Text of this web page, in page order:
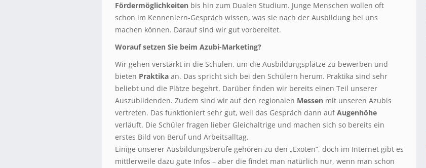
Fördermöglichkeiten bis hin zum Dualen Studium. Junge Menschen wollen oft
schon im Kennenlern-Gespräch wissen, was sie nach der Ausbildung bei uns
machen können. Darauf sind wir gut vorbereitet.
Worauf setzen Sie beim Azubi-Marketing?
Wir gehen verstärkt in die Schulen, um die Ausbildungsplätze zu bewerben und
bieten Praktika an. Das spricht sich bei den Schülern herum. Praktika sind sehr
beliebt und die Plätze begehrt. Darüber finden wir bereits einen Teil unserer
Auszubildenden. Zudem sind wir auf den regionalen Messen mit unseren Azubis
vertreten. Das funktioniert sehr gut, weil das Gespräch dann aufAugenhöhe
verläuft. Die Schüler fragen lieber Gleichaltrige und machen sich so bereits ein
erstes Bild von Beruf und Arbeitsalltag.
Einige unserer Ausbildungsberufe gehören zu den „Exoten“, doch im Internet gibt es
mittlerweile dazu gute Infos – aber die findet man natürlich nur, wenn man schon